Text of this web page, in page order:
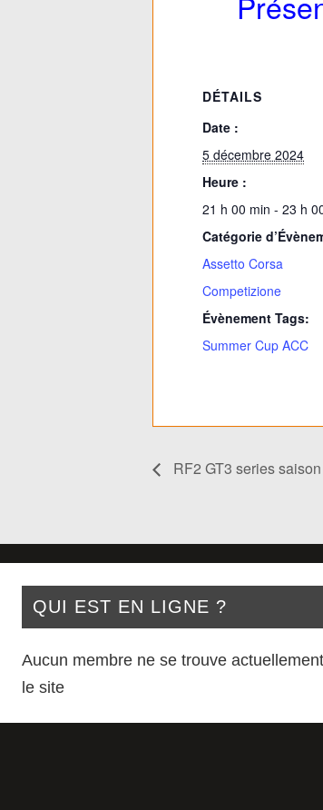
DÉTAILS
Date :
5 décembre 2024
Heure :
21 h 00 min - 23 h
Catégorie
Assetto Corsa
Competizione
Évènement Tags:
Summer Cup ACC
RF2 GT3 series
QUI EST EN LIGNE ?
Aucun membre ne se trouve
le site